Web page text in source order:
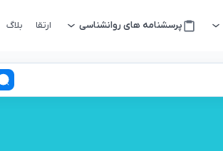
پرسشنامه های روانشناسی ارتقا بلاگ